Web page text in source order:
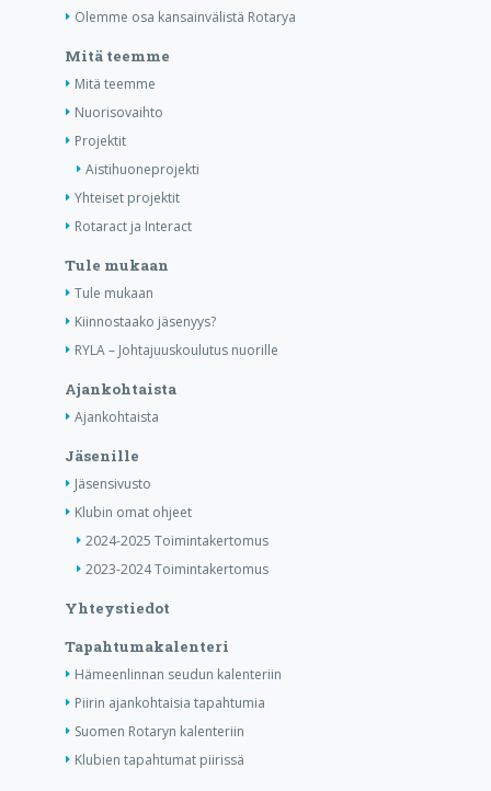
Olemme osa kansainvälistä Rotarya
Mitä teemme
Mitä teemme
Nuorisovaihto
Projektit
Aistihuoneprojekti
Yhteiset projektit
Rotaract ja Interact
Tule mukaan
Tule mukaan
Kiinnostaako jäsenyys?
RYLA – Johtajuuskoulutus nuorille
Ajankohtaista
Ajankohtaista
Jäsenille
Jäsensivusto
Klubin omat ohjeet
2024-2025 Toimintakertomus
2023-2024 Toimintakertomus
Yhteystiedot
Tapahtumakalenteri
Hämeenlinnan seudun kalenteriin
Piirin ajankohtaisia tapahtumia
Suomen Rotaryn kalenteriin
Klubien tapahtumat piirissä